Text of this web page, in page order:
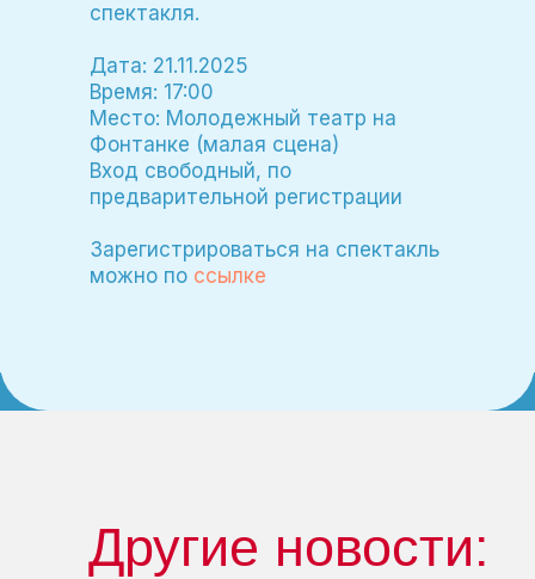
спектакля.
Дата: 21.11.2025
Время: 17:00
Место: Молодежный театр на
Фонтанке (малая сцена)
Вход свободный, по
предварительной регистрации
Зарегистрироваться на спектакль
можно по ссылке
Другие новости: